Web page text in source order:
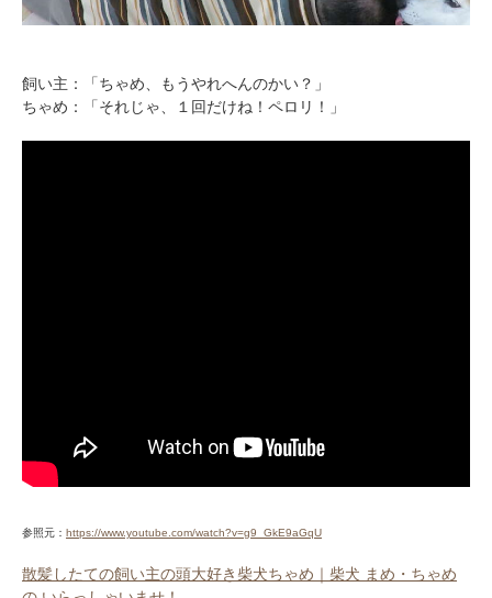
飼い主：「ちゃめ、もうやれへんのかい？」
ちゃめ：「それじゃ、１回だけね！ペロリ！」
参照元： https://www.youtube.com/watch?v=g9_GkE9aGqU
散髪したての飼い主の頭大好き柴犬ちゃめ｜柴犬 まめ・ちゃめ
pecodogs
いぬ部をフォロー
pecocats
ねこ部をフォロー